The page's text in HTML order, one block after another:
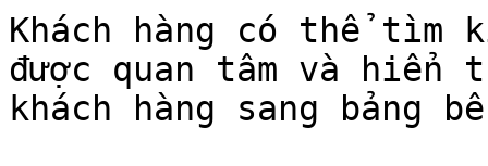
Khách hàng có thể tìm
được quan tâm và hiển
khách hàng sang bảng